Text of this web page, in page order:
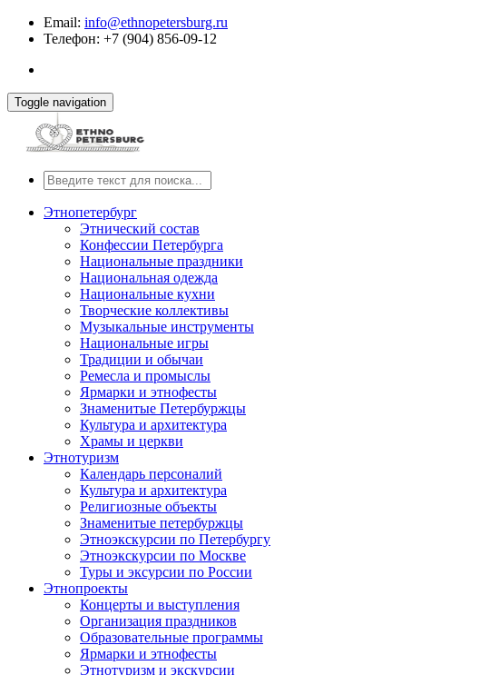
Email: info@ethnopetersburg.ru
Телефон: +7 (904) 856-09-12
Toggle navigation
Этнопетербург
Этнический состав
Конфессии Петербурга
Национальные праздники
Национальная одежда
Национальные кухни
Творческие коллективы
Музыкальные инструменты
Национальные игры
Традиции и обычаи
Ремесла и промыслы
Ярмарки и этнофесты
Знаменитые Петербуржцы
Культура и архитектура
Храмы и церкви
Этнотуризм
Календарь персоналий
Культура и архитектура
Религиозные объекты
Знаменитые петербуржцы
Этноэкскурсии по Петербургу
Этноэкскурсии по Москве
Туры и эксурсии по России
Этнопроекты
Концерты и выступления
Организация праздников
Образовательные программы
Ярмарки и этнофесты
Этнотуризм и экскурсии